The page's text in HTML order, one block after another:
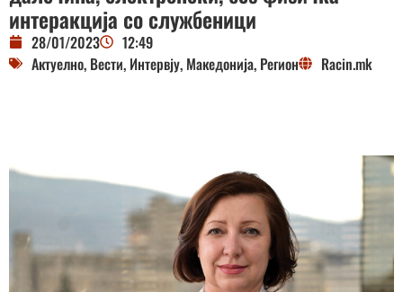
интеракција со службеници
28/01/2023
12:49
Актуелно, Вести, Интервју, Македонија, Регион Racin.mk